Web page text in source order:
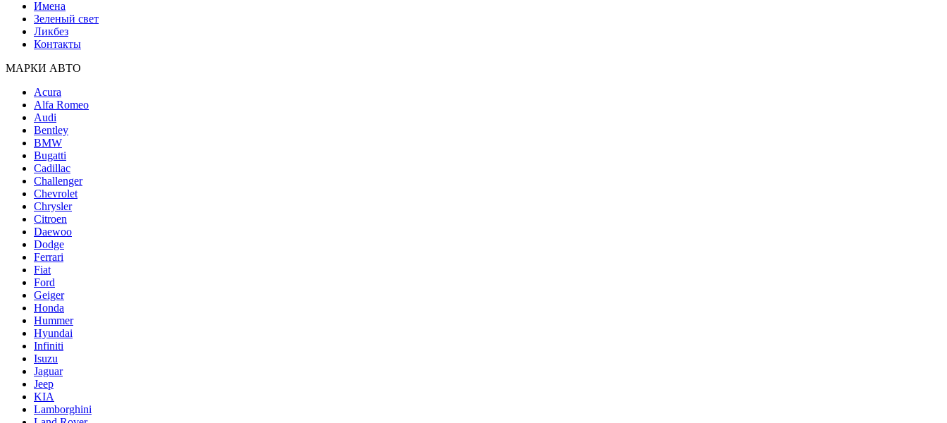
Имена
Зеленый свет
Ликбез
Контакты
МАРКИ АВТО
Acura
Alfa Romeo
Audi
Bentley
BMW
Bugatti
Cadillac
Challenger
Chevrolet
Chrysler
Citroen
Daewoo
Dodge
Ferrari
Fiat
Ford
Geiger
Honda
Hummer
Hyundai
Infiniti
Isuzu
Jaguar
Jeep
KIA
Lamborghini